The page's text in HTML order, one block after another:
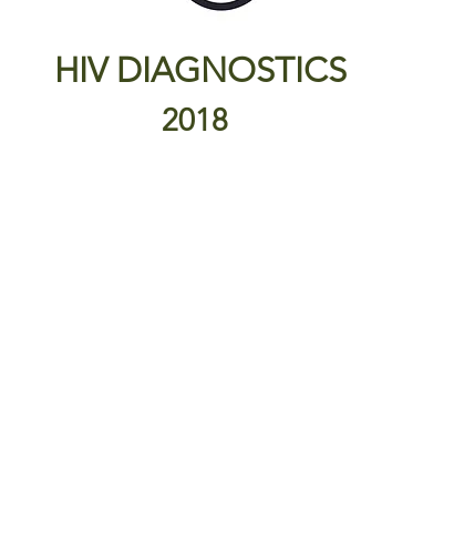
HIV DIAGNOSTICS
2018